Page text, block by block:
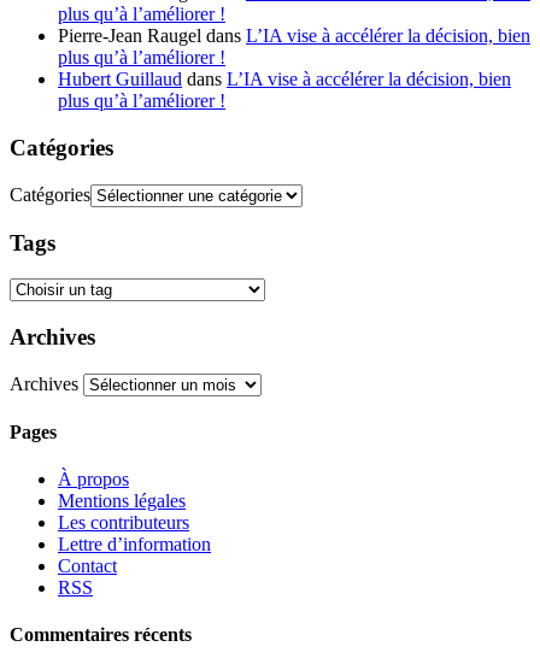
plus qu’à l’améliorer !
Pierre-Jean Raugel dans L’IA vise à accélérer la décision, bien
plus qu’à l’améliorer !
Hubert Guillaud dans L’IA vise à accélérer la décision, bien
plus qu’à l’améliorer !
Catégories
Catégories
Tags
Archives
Archives
Pages
À propos
Mentions légales
Les contributeurs
Lettre d’information
Contact
RSS
Commentaires récents